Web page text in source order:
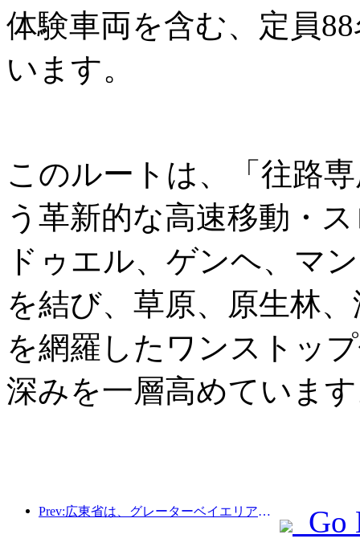
体験車両を含む、定員
います。
このルートは、「往路
う革新的な高速移動・
ドゥエル、ゲンヘ、マ
を結び、草原、原生林
を網羅したワンストッ
深みを一層高めていま
Prev:広東省は、グレーターベイエリアを世界クラスの観光地にするためのサービス産業能力拡大計画を発表した。
Go